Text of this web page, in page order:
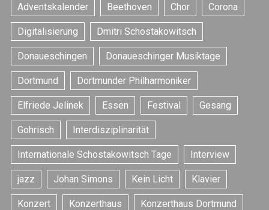
Adventskalender Beethoven Chor Corona
Digitalisierung Dmitri Schostakowitsch
Donaueschingen Donaueschinger Musiktage
Dortmund Dortmunder Philharmoniker
Elfriede Jelinek Essen Festival Gesang
Gohrisch Interdisziplinarität
Internationale Schostakowitsch Tage Interview
jazz Johan Simons Kein Licht Klavier
Konzert Konzerthaus Konzerthaus Dortmund